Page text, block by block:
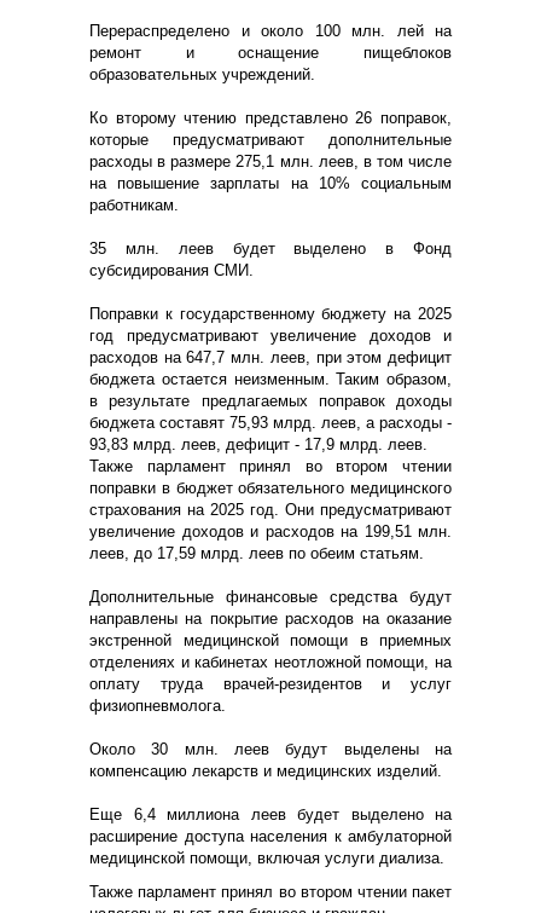
Перераспределено и около 100 млн. лей на
ремонт и оснащение пищеблоков
образовательных учреждений.
Ко второму чтению представлено 26 поправок,
которые предусматривают дополнительные
расходы в размере 275,1 млн. леев, в том числе
на повышение зарплаты на 10% социальным
работникам.
35 млн. леев будет выделено в Фонд
субсидирования СМИ.
Поправки к государственному бюджету на 2025
год предусматривают увеличение доходов и
расходов на 647,7 млн. леев, при этом дефицит
бюджета остается неизменным. Таким образом,
в результате предлагаемых поправок доходы
бюджета составят 75,93 млрд. леев, а расходы -
93,83 млрд. леев, дефицит - 17,9 млрд. леев.
Также парламент принял во втором чтении
поправки в бюджет обязательного медицинского
страхования на 2025 год. Они предусматривают
увеличение доходов и расходов на 199,51 млн.
леев, до 17,59 млрд. леев по обеим статьям.
Дополнительные финансовые средства будут
направлены на покрытие расходов на оказание
экстренной медицинской помощи в приемных
отделениях и кабинетах неотложной помощи, на
оплату труда врачей-резидентов и услуг
физиопневмолога.
Около 30 млн. леев будут выделены на
компенсацию лекарств и медицинских изделий.
Еще 6,4 миллиона леев будет выделено на
расширение доступа населения к амбулаторной
медицинской помощи, включая услуги диализа.
Также парламент принял во втором чтении пакет